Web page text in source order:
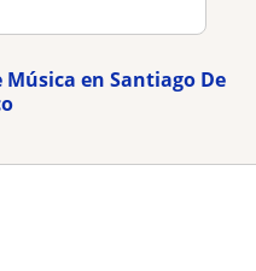
en Santiago De